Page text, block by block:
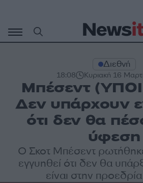
περιεχόμενο
Διεθνή
18:08 Κυριακή 16
Μπέσεντ
Δεν υπάρχουν
ότι δεν θα
ύφεση
Ο Σκοτ Μπέσεντ
εγγυηθεί ότι δεν θα
είναι στην